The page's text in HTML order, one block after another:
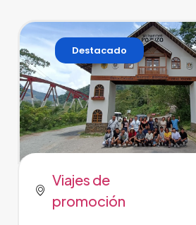
Destacado
Viajes de
promoción